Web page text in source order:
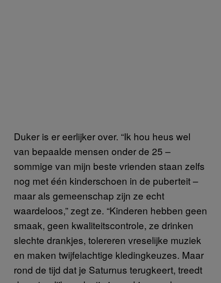
Duker is er eerlijker over. “Ik hou heus wel
van bepaalde mensen onder de 25 –
sommige van mijn beste vrienden staan zelfs
nog met één kinderschoen in de puberteit –
maar als gemeenschap zijn ze echt
waardeloos,” zegt ze. “Kinderen hebben geen
smaak, geen kwaliteitscontrole, ze drinken
slechte drankjes, tolereren vreselijke muziek
en maken twijfelachtige kledingkeuzes. Maar
rond de tijd dat je Saturnus terugkeert, treedt